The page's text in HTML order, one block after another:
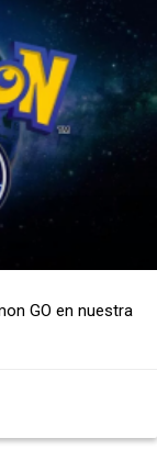
GO en nuestra